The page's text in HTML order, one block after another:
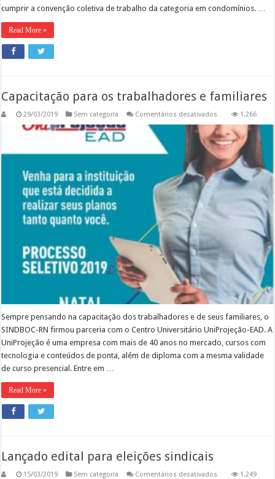
cumprir a convenção coletiva de trabalho da categoria em condomínios. …
Read More »
Capacitação para os trabalhadores e familiares
29/03/2019 Sem categoria Comentários desativados
para
os
trabalhadores
e
familiares
1,266
Sempre pensando na capacitação dos trabalhadores e de seus familiares, o
SINDBOC-RN firmou parceria com o Centro Universitário UniProjeção-EAD. A
UniProjeção é uma empresa com mais de 40 anos no mercado, cursos com
tecnologia e conteúdos de ponta, além de diploma com a mesma validade
de curso presencial. Entre em …
Read More »
Lançado edital para eleições sindicais
15/03/2019 Sem categoria Comentários desativados 1,249